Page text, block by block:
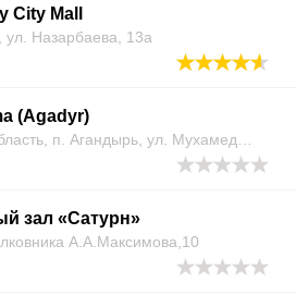
City Mall
Назарбаева, 13а
(Agadyr)
зал «Сатурн»
А.А.Максимова,10